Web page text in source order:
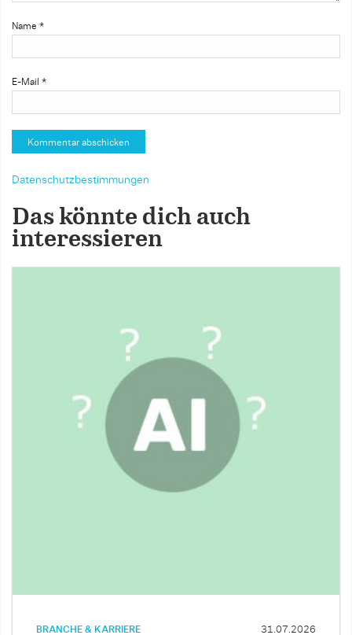
Name *
E-Mail *
Datenschutzbestimmungen
Das könnte dich auch
interessieren
BRANCHE & KARRIERE 31.07.2026